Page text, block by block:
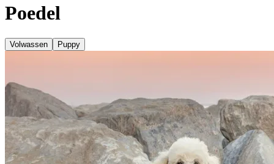
Poedel
Volwassen Puppy